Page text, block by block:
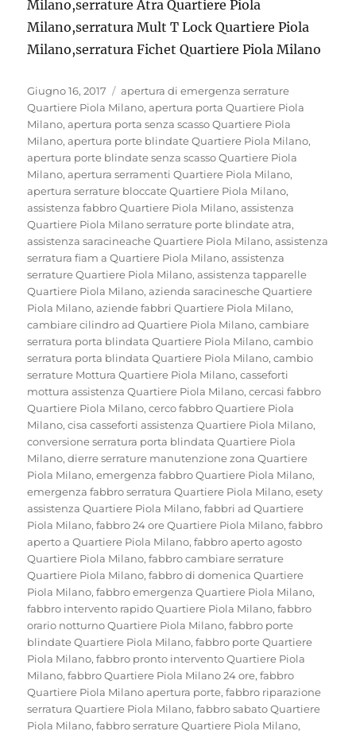
Milano,serrature Atra Quartiere Piola
Milano,serratura Mult T Lock Quartiere Piola
Milano,serratura Fichet Quartiere Piola Milano
Pubblicato
il
Giugno 16, 2017 Tag
apertura di emergenza serrature
Quartiere Piola Milano,apertura porta Quartiere Piola
Milano,apertura porta senza scasso Quartiere Piola
Milano,apertura porte blindate Quartiere Piola Milano,
apertura porte blindate senza scasso Quartiere Piola
Milano,apertura serramenti Quartiere Piola Milano,
apertura serrature bloccate Quartiere Piola Milano,
assistenza fabbro Quartiere Piola Milano,assistenza
Quartiere Piola Milano serrature porte blindate atra,
assistenza saracineache Quartiere Piola Milano,assistenza
serratura fiam a Quartiere Piola Milano,assistenza
serrature Quartiere Piola Milano,assistenza tapparelle
Quartiere Piola Milano,azienda saracinesche Quartiere
Piola Milano,aziende fabbri Quartiere Piola Milano,
cambiare cilindro ad Quartiere Piola Milano,cambiare
serratura porta blindata Quartiere Piola Milano,cambio
serratura porta blindata Quartiere Piola Milano,cambio
serrature Mottura Quartiere Piola Milano,casseforti
mottura assistenza Quartiere Piola Milano,cercasi fabbro
Quartiere Piola Milano,cerco fabbro Quartiere Piola
Milano,cisa casseforti assistenza Quartiere Piola Milano,
conversione serratura porta blindata Quartiere Piola
Milano,dierre serrature manutenzione zona Quartiere
Piola Milano,emergenza fabbro Quartiere Piola Milano,
emergenza fabbro serratura Quartiere Piola Milano,esety
assistenza Quartiere Piola Milano,fabbri ad Quartiere
Piola Milano,fabbro 24 ore Quartiere Piola Milano,fabbro
aperto a Quartiere Piola Milano,fabbro aperto agosto
Quartiere Piola Milano,fabbro cambiare serrature
Quartiere Piola Milano,fabbro di domenica Quartiere
Piola Milano,fabbro emergenza Quartiere Piola Milano,
fabbro intervento rapido Quartiere Piola Milano,fabbro
orario notturno Quartiere Piola Milano,fabbro porte
blindate Quartiere Piola Milano,fabbro porte Quartiere
Piola Milano,fabbro pronto intervento Quartiere Piola
Milano,fabbro Quartiere Piola Milano 24 ore,fabbro
Quartiere Piola Milano apertura porte,fabbro riparazione
serratura Quartiere Piola Milano,fabbro sabato Quartiere
Piola Milano,fabbro serrature Quartiere Piola Milano,